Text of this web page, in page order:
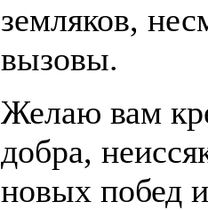
земляков,
вызовы.
Желаю вам
добра,
новых побед